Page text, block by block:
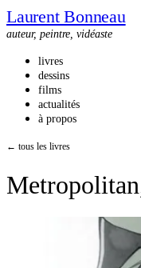
Laurent Bonneau
auteur, peintre, vidéaste
livres
dessins
films
actualités
à propos
← tous les livres